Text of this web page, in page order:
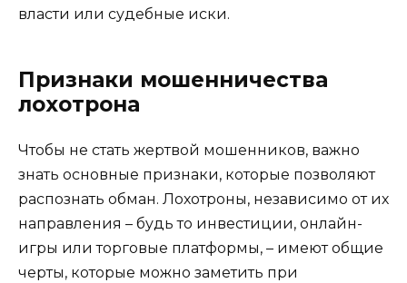
власти или судебные иски.
Признаки мошенничества
лохотрона
Чтобы не стать жертвой мошенников, важно
знать основные признаки, которые позволяют
распознать обман. Лохотроны, независимо от их
направления – будь то инвестиции, онлайн-
игры или торговые платформы, – имеют общие
черты, которые можно заметить при